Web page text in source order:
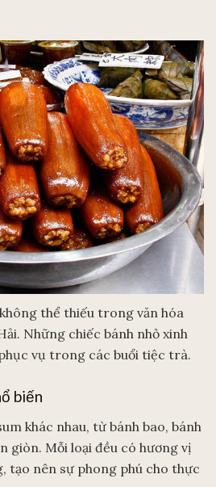
thể thiếu trong văn hóa
Những chiếc bánh nhỏ xinh
vụ trong các buổi tiệc trà.
biến
khác nhau, từ bánh bao, bánh
giòn. Mỗi loại đều có hương vị
tạo nên sự phong phú cho thực